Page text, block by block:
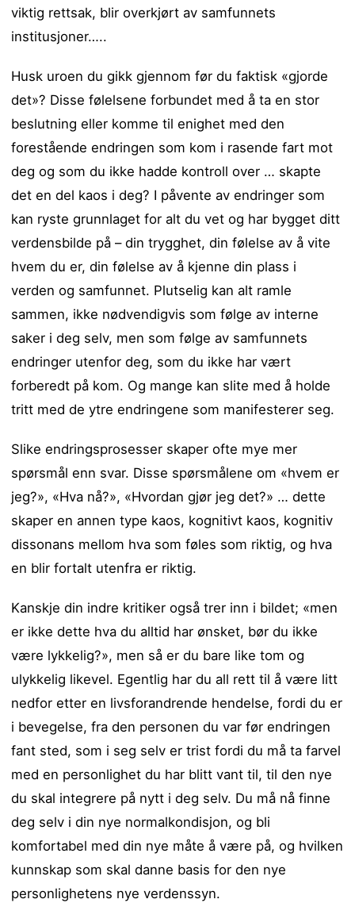
viktig rettsak, blir overkjørt av samfunnets
institusjoner…..
Husk uroen du gikk gjennom før du faktisk «gjorde
det»? Disse følelsene forbundet med å ta en stor
beslutning eller komme til enighet med den
forestående endringen som kom i rasende fart mot
deg og som du ikke hadde kontroll over … skapte
det en del kaos i deg? I påvente av endringer som
kan ryste grunnlaget for alt du vet og har bygget ditt
verdensbilde på – din trygghet, din følelse av å vite
hvem du er, din følelse av å kjenne din plass i
verden og samfunnet. Plutselig kan alt ramle
sammen, ikke nødvendigvis som følge av interne
saker i deg selv, men som følge av samfunnets
endringer utenfor deg, som du ikke har vært
forberedt på kom. Og mange kan slite med å holde
tritt med de ytre endringene som manifesterer seg.
Slike endringsprosesser skaper ofte mye mer
spørsmål enn svar. Disse spørsmålene om «hvem er
jeg?», «Hva nå?», «Hvordan gjør jeg det?» … dette
skaper en annen type kaos, kognitivt kaos, kognitiv
dissonans mellom hva som føles som riktig, og hva
en blir fortalt utenfra er riktig.
Kanskje din indre kritiker også trer inn i bildet; «men
er ikke dette hva du alltid har ønsket, bør du ikke
være lykkelig?», men så er du bare like tom og
ulykkelig likevel. Egentlig har du all rett til å være litt
nedfor etter en livsforandrende hendelse, fordi du er
i bevegelse, fra den personen du var før endringen
fant sted, som i seg selv er trist fordi du må ta farvel
med en personlighet du har blitt vant til, til den nye
du skal integrere på nytt i deg selv. Du må nå finne
deg selv i din nye normalkondisjon, og bli
komfortabel med din nye måte å være på, og hvilken
kunnskap som skal danne basis for den nye
personlighetens nye verdenssyn.